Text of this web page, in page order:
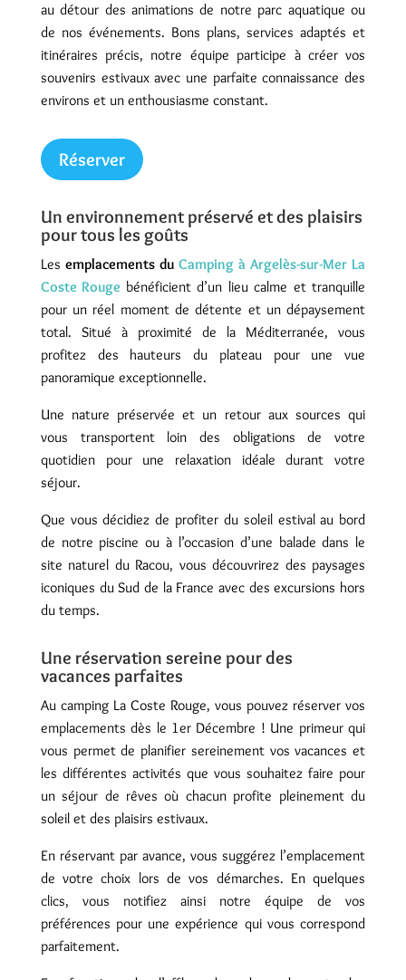
au détour des animations de notre parc aquatique ou
de nos événements. Bons plans, services adaptés et
itinéraires précis, notre équipe participe à créer vos
souvenirs estivaux avec une parfaite connaissance des
environs et un enthousiasme constant.
Réserver
Un environnement préservé et des plaisirs
pour tous les goûts
Les emplacements du Camping à Argelès-sur-Mer La
Coste Rouge bénéficient d’un lieu calme et tranquille
pour un réel moment de détente et un dépaysement
total. Situé à proximité de la Méditerranée, vous
profitez des hauteurs du plateau pour une vue
panoramique exceptionnelle.
Une nature préservée et un retour aux sources qui
vous transportent loin des obligations de votre
quotidien pour une relaxation idéale durant votre
séjour.
Que vous décidiez de profiter du soleil estival au bord
de notre piscine ou à l’occasion d’une balade dans le
site naturel du Racou, vous découvrirez des paysages
iconiques du Sud de la France avec des excursions hors
du temps.
Une réservation sereine pour des
vacances parfaites
Au camping La Coste Rouge, vous pouvez réserver vos
emplacements dès le 1er Décembre ! Une primeur qui
vous permet de planifier sereinement vos vacances et
les différentes activités que vous souhaitez faire pour
un séjour de rêves où chacun profite pleinement du
soleil et des plaisirs estivaux.
En réservant par avance, vous suggérez l’emplacement
de votre choix lors de vos démarches. En quelques
clics, vous notifiez ainsi notre équipe de vos
préférences pour une expérience qui vous correspond
parfaitement.